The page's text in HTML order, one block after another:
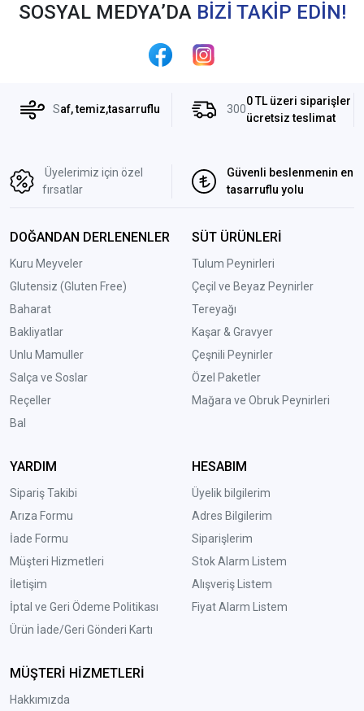
SOSYAL MEDYA’DA BİZİ TAKİP EDİN!
Saf, temiz,tasarruflu 300
0 TL üzeri siparişler
ücretsiz teslimat
Üyelerimiz için özel
fırsatlar
Güvenli beslenmenin en
tasarruflu yolu
DOĞANDAN DERLENENLER
Kuru Meyveler
Glutensiz (Gluten Free)
Baharat
Bakliyatlar
Unlu Mamuller
Salça ve Soslar
Reçeller
Bal
SÜT ÜRÜNLERİ
Tulum Peynirleri
Çeçil ve Beyaz Peynirler
Tereyağı
Kaşar & Gravyer
Çeşnili Peynirler
Özel Paketler
Mağara ve Obruk Peynirleri
YARDIM
Sipariş Takibi
Arıza Formu
İade Formu
Müşteri Hizmetleri
İletişim
İptal ve Geri Ödeme Politikası
Ürün İade/Geri Gönderi Kartı
HESABIM
Üyelik bilgilerim
Adres Bilgilerim
Siparişlerim
Stok Alarm Listem
Alışveriş Listem
Fiyat Alarm Listem
MÜŞTERİ HİZMETLERİ
Hakkımızda